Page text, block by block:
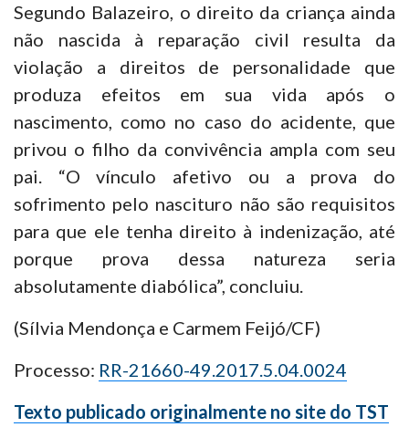
Segundo Balazeiro, o direito da criança ainda
não nascida à reparação civil resulta da
violação a direitos de personalidade que
produza efeitos em sua vida após o
nascimento, como no caso do acidente, que
privou o filho da convivência ampla com seu
pai. “O vínculo afetivo ou a prova do
sofrimento pelo nascituro não são requisitos
para que ele tenha direito à indenização, até
porque prova dessa natureza seria
absolutamente diabólica”, concluiu.
(Sílvia Mendonça e Carmem Feijó/CF)
Processo: RR-21660-49.2017.5.04.0024
Texto publicado originalmente no site do TST